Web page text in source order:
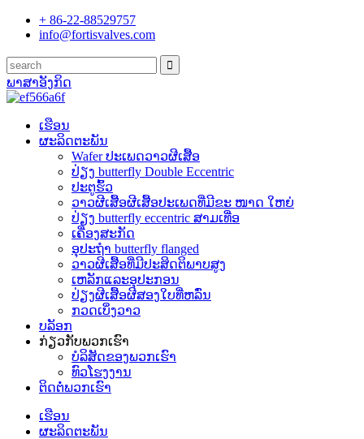
+ 86-22-88529757
info@fortisvalves.com
ພາສາອັງກິດ
ເຮືອນ
ຜະລິດຕະພັນ
Wafer ປະເພດວາວຜີເສື້ອ
ປ່ຽງ butterfly Double Eccentric
ປະຕູຮົ້ວ
ວາວຜີເສື້ອຜີເສື້ອປະເພດທີ່ມີຂະ ໜາດ ໃຫຍ່
ປ່ຽງ butterfly eccentric ສາມເທື່ອ
ເຄື່ອງສະກັດ
ອຸປະຖໍາ butterfly flanged
ວາວຜີເສື້ອທີ່ມີປະສິດຕິພາບສູງ
ເຫລັກແລະອຸປະກອນ
ປ່ຽງຜີເສື້ອຜີສອງໃບທີ່ຫລົ່ນ
ກວດເບິ່ງວາວ
ບລັອກ
ກ່ຽວ​ກັບ​ພວກ​ເຮົາ
ບໍລິສັດຂອງພວກເຮົາ
ທົວໂຮງງານ
ຕິດ​ຕໍ່​ພວກ​ເຮົາ
ເຮືອນ
ຜະລິດຕະພັນ